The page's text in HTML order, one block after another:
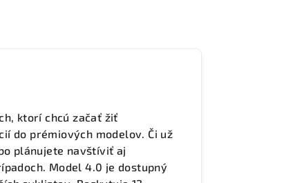
ktorí chcú začať žiť
do prémiových modelov. Či už
plánujete navštíviť aj
Model 4.0 je dostupný